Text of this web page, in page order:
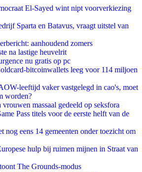
El-Sayed wint nipt voorverkiezing
Sparta en Batavus, vraagt uitstel van
aanhoudend zomers
na lastige heuvelrit
nu gratis op pc
bitcoinwallets leeg voor 114 miljoen
leeftijd vaker vastgelegd in cao's, moet
worden?
massaal gedeeld op seksfora
Pass titels voor de eerste helft van de
nog eens 14 gemeenten onder toezicht om
hulp bij ruimen mijnen in Straat van
The Grounds-modus